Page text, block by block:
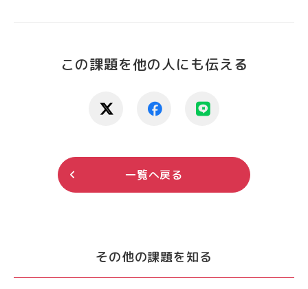
この課題を他の人にも伝える
一覧へ戻る
その他の課題を知る